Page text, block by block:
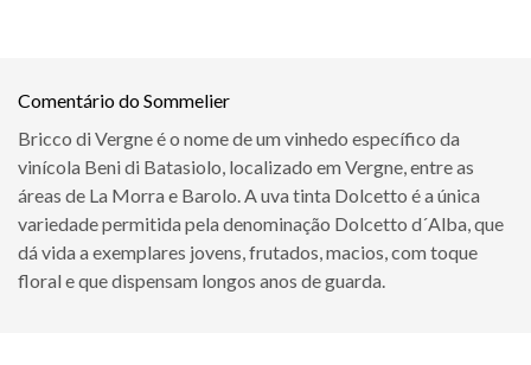
Comentário do Sommelier
Bricco di Vergne é o nome de um vinhedo específico da
vinícola Beni di Batasiolo, localizado em Vergne, entre as
áreas de La Morra e Barolo. A uva tinta Dolcetto é a única
variedade permitida pela denominação Dolcetto d´Alba, que
dá vida a exemplares jovens, frutados, macios, com toque
floral e que dispensam longos anos de guarda.